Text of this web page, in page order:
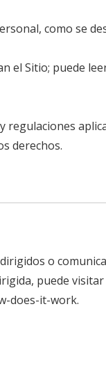
como se
el Sitio; puede
derechos.
o
puede
does-it-work.